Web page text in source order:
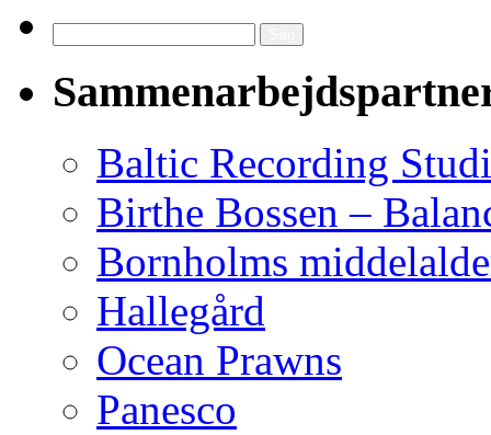
efter:
Baltic Recording
Birthe Bossen –
Bornholms
Hallegård
Ocean Prawns
Panesco